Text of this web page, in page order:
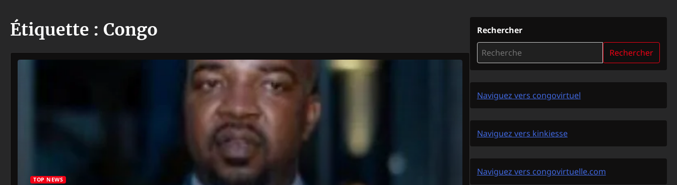
Étiquette : Congo
TOP NEWS
Rechercher
Rechercher
Naviguez vers congovirtuel
Naviguez vers kinkiesse
Naviguez vers congovirtuelle.com